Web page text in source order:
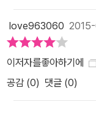
love963060
이저자를좋아하기에
공감 (0) 댓글 (0)